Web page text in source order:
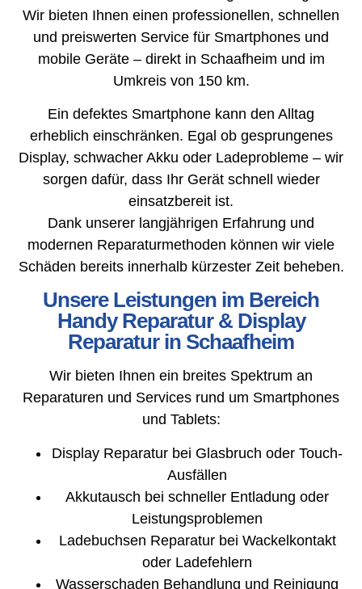
Wir bieten Ihnen einen professionellen, schnellen
und preiswerten Service für Smartphones und
mobile Geräte – direkt in Schaafheim und im
Umkreis von 150 km.
Ein defektes Smartphone kann den Alltag
erheblich einschränken. Egal ob gesprungenes
Display, schwacher Akku oder Ladeprobleme – wir
sorgen dafür, dass Ihr Gerät schnell wieder
einsatzbereit ist.
Dank unserer langjährigen Erfahrung und
modernen Reparaturmethoden können wir viele
Schäden bereits innerhalb kürzester Zeit beheben.
Unsere Leistungen im Bereich
Handy Reparatur & Display
Reparatur in Schaafheim
Wir bieten Ihnen ein breites Spektrum an
Reparaturen und Services rund um Smartphones
und Tablets:
Display Reparatur bei Glasbruch oder Touch-
Ausfällen
Akkutausch bei schneller Entladung oder
Leistungsproblemen
Ladebuchsen Reparatur bei Wackelkontakt
oder Ladefehlern
Wasserschaden Behandlung und Reinigung